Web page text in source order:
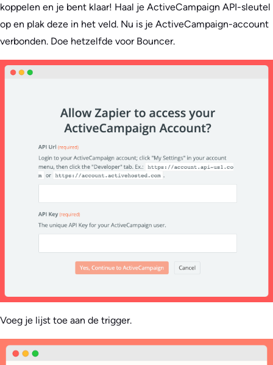
koppelen en je bent klaar! Haal je ActiveCampaign API-sleutel
op en plak deze in het veld. Nu is je ActiveCampaign-account
verbonden. Doe hetzelfde voor Bouncer.
Voeg je lijst toe aan de trigger.